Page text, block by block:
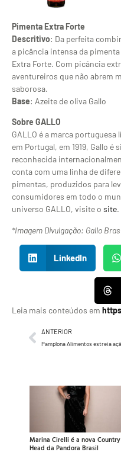
Pimenta Extra Forte
Descritivo: Da perfeita
a picância intensa da
Extra Forte. Com picância
aventureiros que não abrem
saborosa.
Base: Azeite de oliva Gallo
Sobre GALLO
GALLO é a marca
em Portugal, em 1919, Gallo
reconhecida
conta com uma linha de
pimentas, produzidos para
consumidores em todo o
universo GALLO, visite o site.
*Imagem Divulgação: Gallo
LinkedIn
Leia mais conteúdos em
ANTERIOR
Marina Cirelli é a nova Country
Head da Pandora Brasil